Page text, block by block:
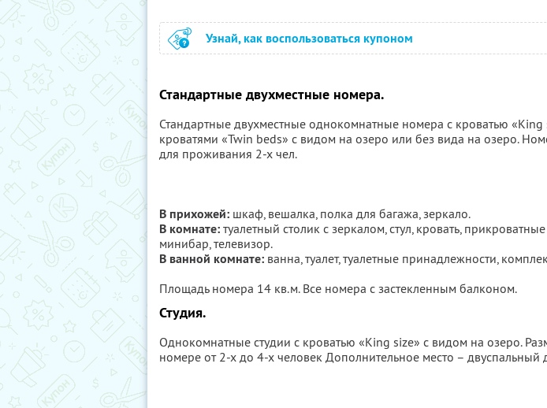
Узнай, как воспользоваться купоном
Стандартные двухместные номера.
Стандартные двухместные однокомнатные номера с кроватью «King
кроватями «Twin beds» с видом на озеро или без вида на озеро.
для проживания 2-х чел.
В прихожей: шкаф, вешалка, полка для багажа, зеркало.
В комнате: туалетный столик с зеркалом, стул, кровать,
минибар, телевизор.
В ванной комнате: ванна, туалет, туалетные принадлежности,
Площадь номера 14 кв.м. Все номера с застекленным балконом.
Студия.
Однокомнатные студии с кроватью «King size» с видом на озеро.
номере от 2-х до 4-х человек Дополнительное место – двуспальный